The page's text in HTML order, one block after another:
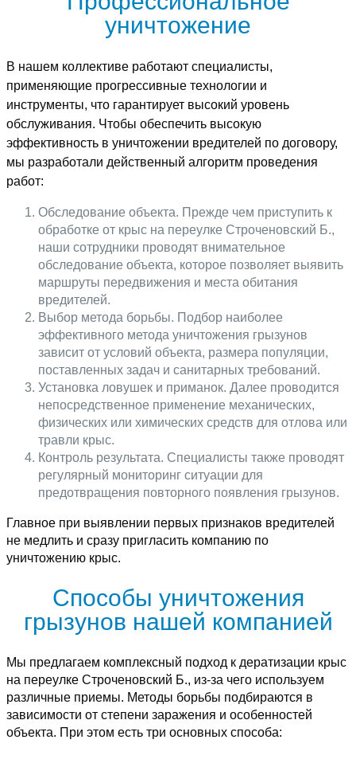
уничтожение
В нашем коллективе работают специалисты,
применяющие прогрессивные технологии и
инструменты, что гарантирует высокий уровень
обслуживания. Чтобы обеспечить высокую
эффективность в уничтожении вредителей по договору,
мы разработали действенный алгоритм проведения
работ:
Обследование объекта. Прежде чем приступить к
обработке от крыс на переулке Строченовский Б.,
наши сотрудники проводят внимательное
обследование объекта, которое позволяет выявить
маршруты передвижения и места обитания
вредителей.
Выбор метода борьбы. Подбор наиболее
эффективного метода уничтожения грызунов
зависит от условий объекта, размера популяции,
поставленных задач и санитарных требований.
Установка ловушек и приманок. Далее проводится
непосредственное применение механических,
физических или химических средств для отлова или
травли крыс.
Контроль результата. Специалисты также проводят
регулярный мониторинг ситуации для
предотвращения повторного появления грызунов.
Главное при выявлении первых признаков вредителей
не медлить и сразу пригласить компанию по
уничтожению крыс.
Способы уничтожения
грызунов нашей компанией
Мы предлагаем комплексный подход к дератизации крыс
на переулке Строченовский Б., из-за чего используем
различные приемы. Методы борьбы подбираются в
зависимости от степени заражения и особенностей
объекта. При этом есть три основных способа: